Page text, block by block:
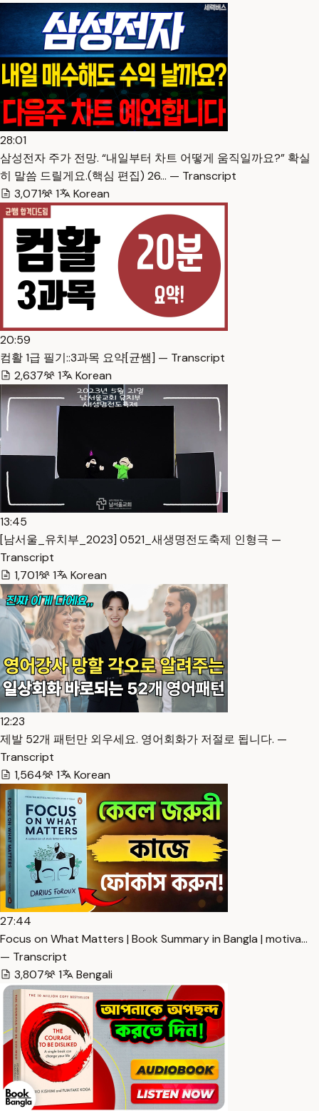
28:01
삼성전자 주가 전망. “내일부터 차트 어떻게 움직일까요?” 확실
히 말씀 드릴게요.(핵심 편집) 26… — Transcript
3,071
1 Korean
20:59
컴활 1급 필기::3과목 요약[균쌤] — Transcript
2,637
1 Korean
13:45
[남서울_유치부_2023] 0521_새생명전도축제 인형극 —
Transcript
1,701
1 Korean
12:23
제발 52개 패턴만 외우세요. 영어회화가 저절로 됩니다. —
Transcript
1,564
1 Korean
27:44
Focus on What Matters | Book Summary in Bangla | motiva…
— Transcript
3,807
1 Bengali